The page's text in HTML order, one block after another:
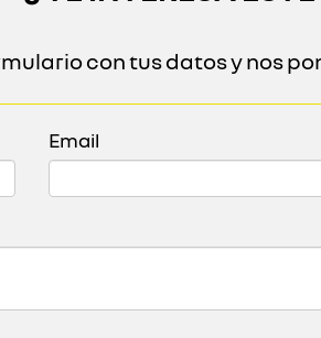
con tus datos y nos
Email